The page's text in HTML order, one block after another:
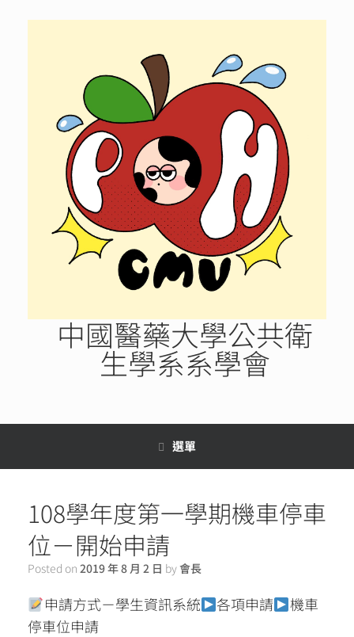
中國醫藥大學公共衛
生學系系學會
選單
108學年度第一學期機車停車
位－開始申請
Posted on 2019 年 8 月 2 日 by會長
申請方式－學生資訊系統 各項申請
機車
停車位申請